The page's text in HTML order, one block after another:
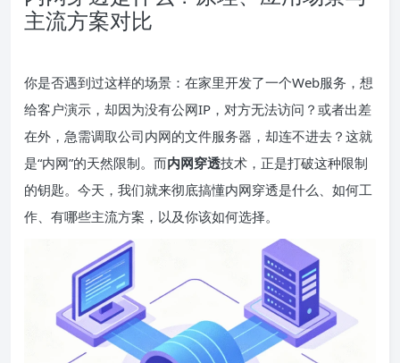
主流方案对比
你是否遇到过这样的场景：在家里开发了一个Web服务，想
给客户演示，却因为没有公网IP，对方无法访问？或者出差
在外，急需调取公司内网的文件服务器，却连不进去？这就
是“内网”的天然限制。而内网穿透技术，正是打破这种限制
的钥匙。今天，我们就来彻底搞懂内网穿透是什么、如何工
作、有哪些主流方案，以及你该如何选择。